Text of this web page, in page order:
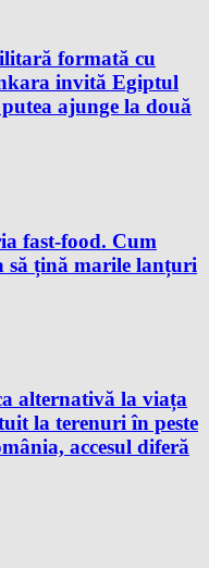
formată cu
invită Egiptul
ajunge la două
fast-food. Cum
să țină marile lanțuri
alternativă la viața
la terenuri în peste
accesul diferă